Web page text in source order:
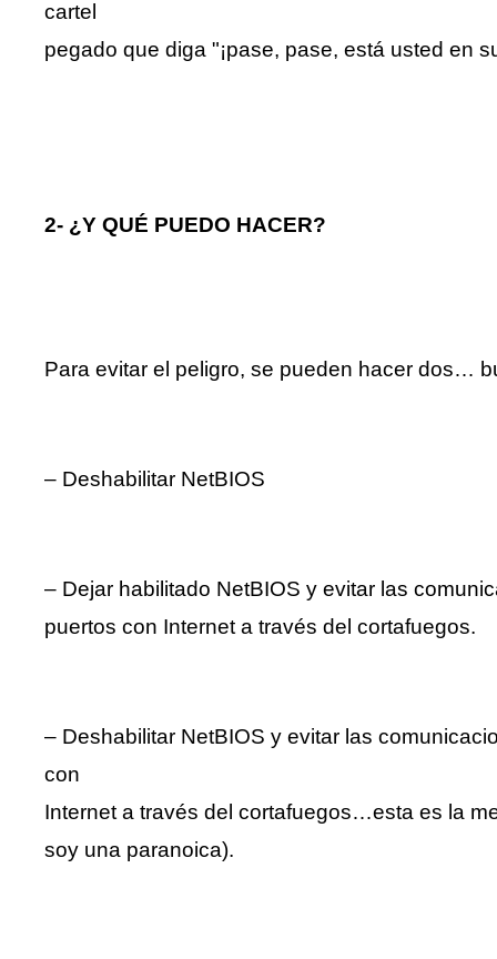
cartel
pegado que diga "¡pase, pase, está usted en
2- ¿Y QUÉ PUEDO HACER?
Para evitar el peligro, se pueden hacer dos…
– Deshabilitar NetBIOS
– Dejar habilitado NetBIOS y evitar las
puertos con Internet a través del cortafuegos.
– Deshabilitar NetBIOS y evitar las
con
Internet a través del cortafuegos…esta es la
soy una paranoica).